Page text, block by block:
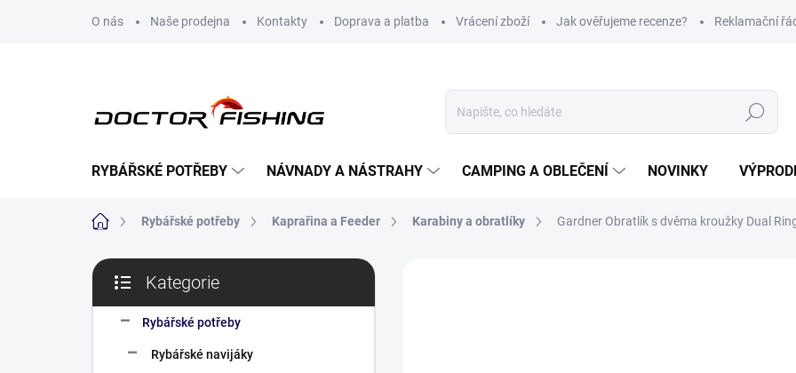
O nás Naše prodejna Kontakty Doprava a platba Vrácení zboží Jak ověřujeme recenze? Reklamační
Hledat
RYBÁŘSKÉ POTŘEBY NÁVNADY A NÁSTRAHY CAMPING A OBLEČENÍ NOVINKY
Domů Rybářské potřeby Kaprařina a Feeder Karabiny a obratlíky Gardner Obratlík s dvěma kroužky Dual
P
s
kategorie
Kategorie
Rybářské potřeby
Rybářské navijáky